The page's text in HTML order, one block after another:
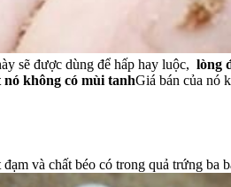
sẽ được dùng để hấp hay luộc, lòng
không có mùi tanhGiá bán của nó
đạm và chất béo có trong quả trứng ba